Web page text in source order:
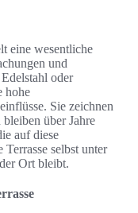
eine wesentliche
und
oder
hohe
Sie zeichnen
über Jahre
auf diese
Terrasse selbst unter
Ort bleibt.